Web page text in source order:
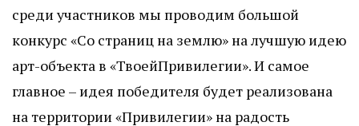
среди участников мы проводим большой
конкурс «Со страниц на землю» на лучшую идею
арт-объекта в «ТвоейПривилегии». И самое
главное – идея победителя будет реализована
на территории «Привилегии» на радость